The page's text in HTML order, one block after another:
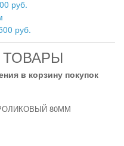
руб.
руб.
в корзину покупок
80ММ